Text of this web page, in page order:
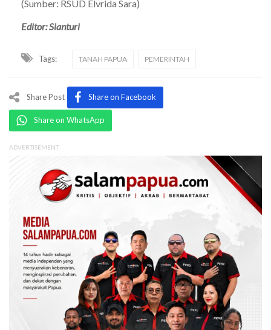
(Sumber: RSUD Elvrida Sara)
Editor: Sianturi
Tags: TANAH PAPUA PEMERINTAH
Share Post Share on Facebook
Share on WhatsApp
ADVERTISEMENT